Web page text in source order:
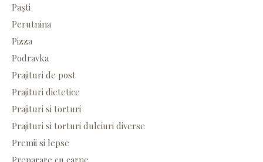
Paști
Perutnina
Pizza
Podravka
Prajituri de post
Prajituri dietetice
Prajituri si torturi
Prajituri si torturi dulciuri diverse
Premii si lepse